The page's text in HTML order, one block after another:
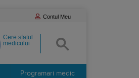
Contul Meu
Cere sfatul
medicului
Programari medic